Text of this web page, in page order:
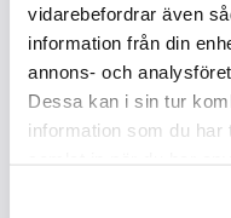
vidarebefordrar även
information från din
annons- och
Dessa kan i sin tur
information som du har